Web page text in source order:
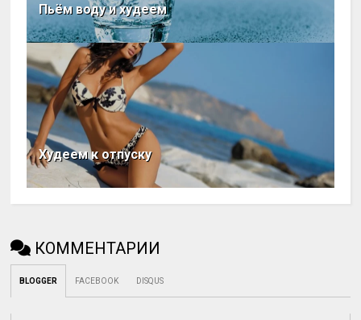
Пьём воду и худеем
Худеем к отпуску
КОММЕНТАРИИ
BLOGGER FACEBOOK DISQUS